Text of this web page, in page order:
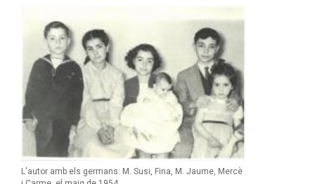
L'autor amb els germans: M. Susi, Fina, M. Jaume, Mercè